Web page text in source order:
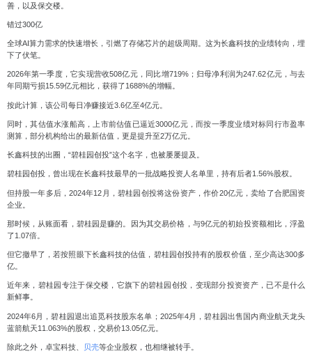
善，以及保交楼。
错过300亿
全球AI算力需求的快速增长，引燃了存储芯片的超级周期。这为长鑫科技的业绩转向，埋
下了伏笔。
2026年第一季度，它实现营收508亿元，同比增719%；归母净利润为247.62亿元，与去
年同期亏损15.59亿元相比，获得了1688%的增幅。
按此计算，该公司每日净赚接近3.6亿至4亿元。
同时，其估值水涨船高，上市前估值已逼近3000亿元，而按一季度业绩对标同行市盈率
测算，部分机构给出的最新估值，更是提升至2万亿元。
长鑫科技的出圈，“碧桂园创投”这个名字，也被屡屡提及。
碧桂园创投，曾出现在长鑫科技最早的一批战略投资人名单里，持有后者1.56%股权。
但持股一年多后，2024年12月，碧桂园创投将这份资产，作价20亿元，卖给了合肥国资
企业。
那时候，从账面看，碧桂园是赚的。因为其交易价格，与9亿元的初始投资额相比，浮盈
了1.07倍。
但它撤早了，若按照眼下长鑫科技的估值，碧桂园创投持有的股权价值，至少高达300多
亿。
近年来，碧桂园专注于保交楼， 它旗下的碧桂园创投，变现部分投资资产，已不是什么
新鲜事。
2024年6月，碧桂园退出追觅科技股东名单；2025年4月，碧桂园出售国内商业航天龙头
蓝箭航天11.063%的股权，交易价13.05亿元。
除此之外，卓宝科技、 贝壳等企业股权，也相继被转手。